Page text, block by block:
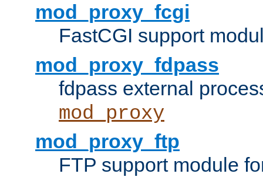
mod_proxy_fcgi
FastCGI support
mod_proxy_fdpass
fdpass external
mod_proxy
mod_proxy_ftp
FTP support module